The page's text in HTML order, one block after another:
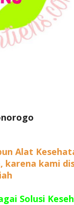
Alat
karena kami
Solusi